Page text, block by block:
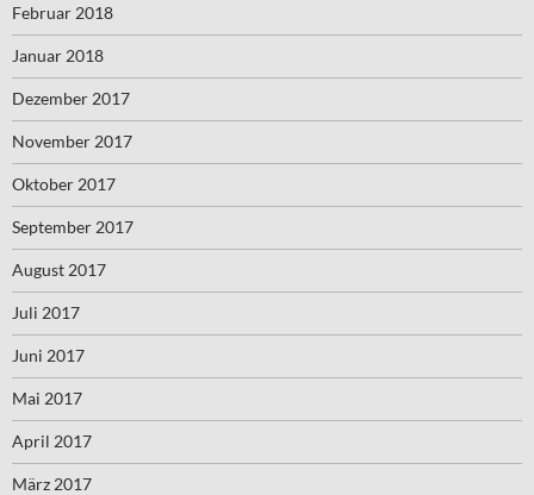
Februar 2018
Januar 2018
Dezember 2017
November 2017
Oktober 2017
September 2017
August 2017
Juli 2017
Juni 2017
Mai 2017
April 2017
März 2017